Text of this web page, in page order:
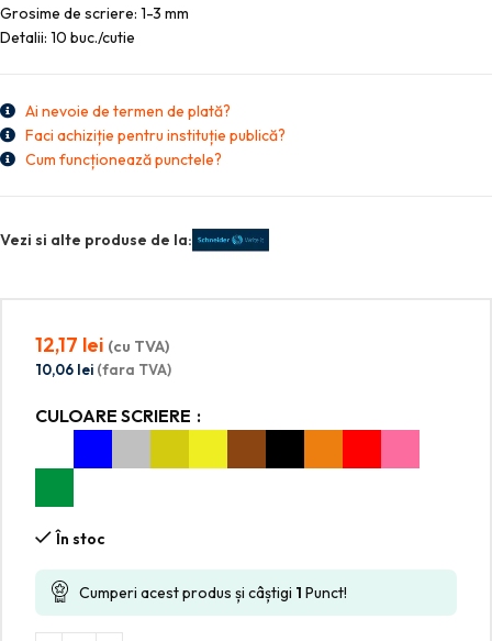
Grosime de scriere: 1-3 mm
Detalii: 10 buc./cutie
Ai nevoie de termen de plată?
Faci achiziție pentru instituție publică?
Cum funcționează punctele?
Vezi si alte produse de la:
12,17 lei (cu TVA)
10,06 lei (fara TVA)
CULOARE SCRIERE
În stoc
Cumperi acest produs și câștigi 1 Punct!